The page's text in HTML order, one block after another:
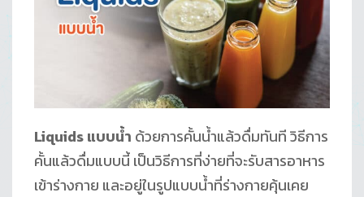
Liquids แบบน้ำ ด้วยการคั้นน้ำแล้วดื่มทันที วิธีการ
คั้นแล้วดื่มแบบนี้ เป็นวิธีการที่ง่ายที่จะรับสารอาหาร
เข้าร่างกาย และอยู่ในรูปแบบน้ำที่ร่างกายคุ้นเคย